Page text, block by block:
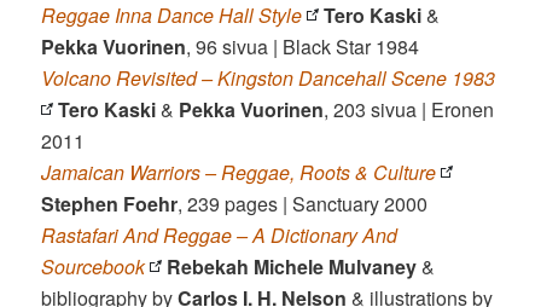
Reggae Inna Dance Hall Style Tero Kaski&
Pekka Vuorinen, 96 sivua | Black Star 1984
Volcano Revisited – Kingston Dancehall Scene 1983
Tero Kaski& Pekka Vuorinen, 203 sivua | Eronen
2011
Jamaican Warriors – Reggae, Roots & Culture
Stephen Foehr, 239 pages | Sanctuary 2000
Rastafari And Reggae – A Dictionary And
Sourcebook
Rebekah Michele Mulvaney&
bibliography byCarlos I. H. Nelson & illustrations by